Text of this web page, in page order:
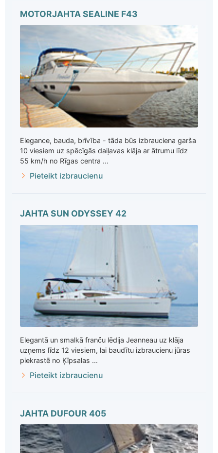
MOTORJAHTA SEALINE F43
Elegance, bauda, brīvība - tāda būs izbrauciena garša
10 viesiem uz spēcīgās daiļavas klāja ar ātrumu līdz
55 km/h no Rīgas centra ...
Pieteikt izbraucienu
JAHTA SUN ODYSSEY 42
Elegantā un smalkā franču lēdija Jeanneau uz klāja
uzņems līdz 12 viesiem, lai baudītu izbraucienu jūras
piekrastē no Ķīpsalas ...
Pieteikt izbraucienu
JAHTA DUFOUR 405